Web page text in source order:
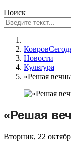
Поиск
Новости
Культура
«Решая
«Решая
Вторник, 22